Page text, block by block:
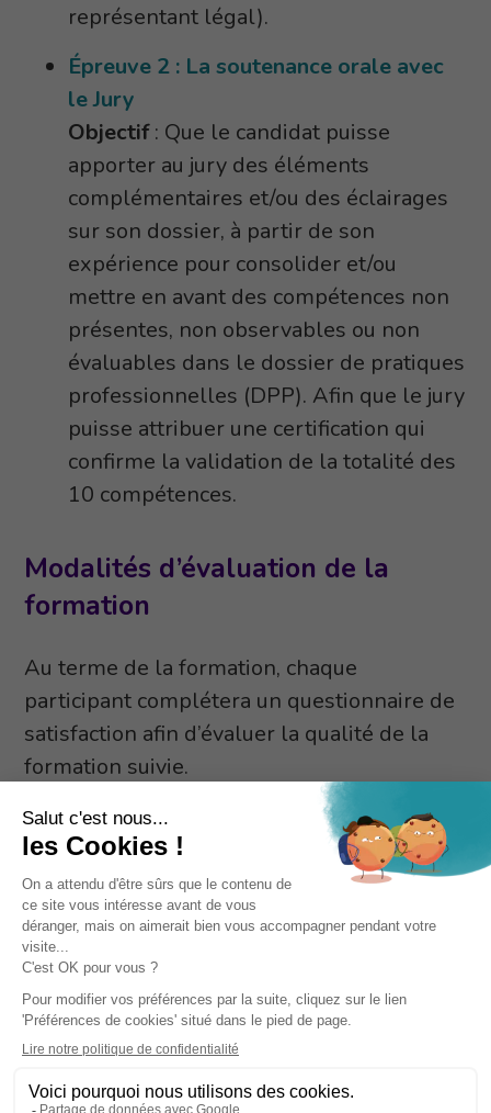
représentant légal).
Épreuve 2 : La soutenance orale avec
le Jury
Objectif: Que le candidat puisse
apporter au jury des éléments
complémentaires et/ou des éclairages
sur son dossier, à partir de son
expérience pour consolider et/ou
mettre en avant des compétences non
présentes, non observables ou non
évaluables dans le dossier de pratiques
professionnelles (DPP). Afin que le jury
puisse attribuer une certification qui
confirme la validation de la totalité des
10 compétences.
Modalités d’évaluation de la
formation
Au terme de la formation, chaque
participant complétera un questionnaire de
satisfaction afin d’évaluer la qualité de la
formation suivie.
Accessibilité des personnes en
situation de handicap
Vous êtes en situation de handicap ou
confronté(e) à un problème de santé
invalidant et devez bénéficier
d’aménagements spécifiques ? L’IRTS